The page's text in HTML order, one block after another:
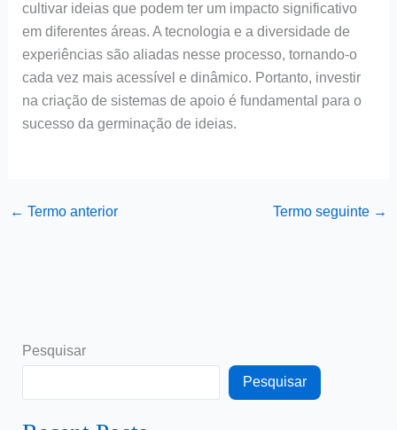
cultivar ideias que podem ter um impacto significativo
em diferentes áreas. A tecnologia e a diversidade de
experiências são aliadas nesse processo, tornando-o
cada vez mais acessível e dinâmico. Portanto, investir
na criação de sistemas de apoio é fundamental para o
sucesso da germinação de ideias.
← Termo anterior Termo seguinte →
Pesquisar
Pesquisar